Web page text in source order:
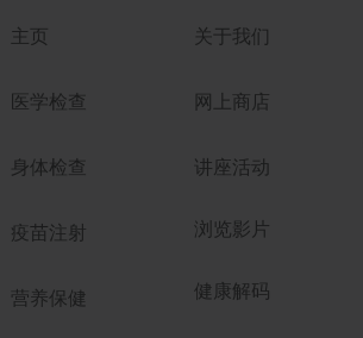
主页
医学检查
身体检查
疫苗注射
营养保健
关于我们
网上商店
讲座活动
浏览影片
健康解码